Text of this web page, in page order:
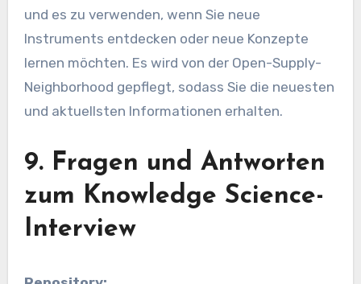
und es zu verwenden, wenn Sie neue
Instruments entdecken oder neue Konzepte
lernen möchten. Es wird von der Open-Supply-
Neighborhood gepflegt, sodass Sie die neuesten
und aktuellsten Informationen erhalten.
9. Fragen und Antworten
zum Knowledge Science-
Interview